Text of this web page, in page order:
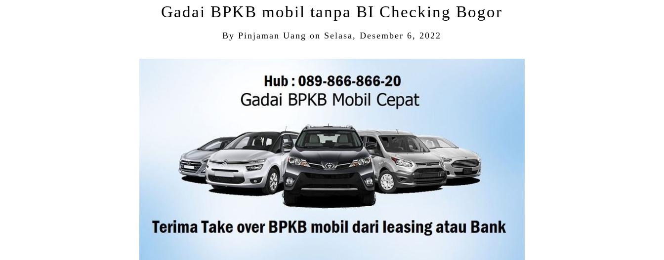
Gadai BPKB mobil tanpa BI Checking Bogor
ByPinjaman Uang on Selasa, Desember 6, 2022